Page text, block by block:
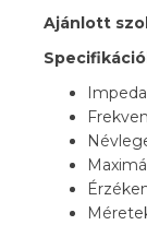
Ajánlott